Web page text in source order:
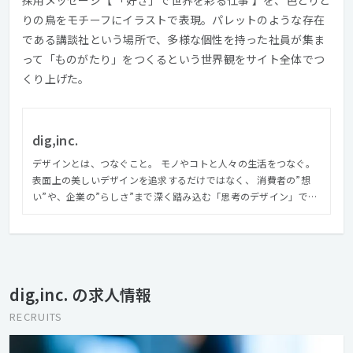
りの鳥をモチーフにイラストで表現。パレットのような存在
である講談社という場所で、多様な個性を持った社員が集ま
って「ものがたり」をつくるという世界観をサイト全体でつ
くり上げた。
dig,inc.
デザインとは、つなぐこと。 モノやコトと人々の生活をつなぐ。
表面上の美しいデザインを追求するだけではなく、 消費者の”想
い”や、企業の”らしさ”まで深く踏み込む「思考のデザイン」で、
をトータルに、 そして社内でワンストップに取り組むことで、企
業と人々をつないでいきます。 モノがあふれている現代におい
を使う人たちがまだ気が付いていないインサイトを発見し、 この
dig,inc. の求人情報
RECRUITS